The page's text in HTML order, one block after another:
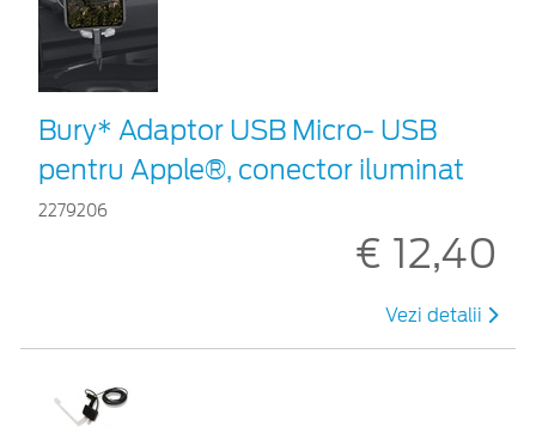
Bury* Adaptor USB Micro- USB
pentru Apple®, conector iluminat
2279206
€ 12,40
Vezi detalii